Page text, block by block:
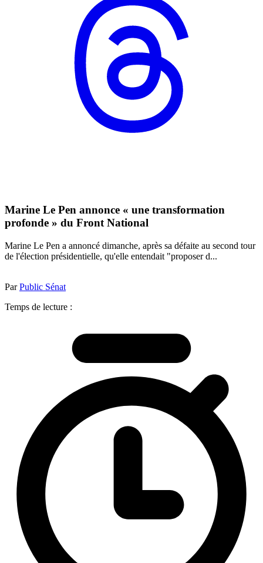
Marine Le Pen annonce « une transformation
profonde » du Front National
Marine Le Pen a annoncé dimanche, après sa défaite au second tour
de l'élection présidentielle, qu'elle entendait "proposer d...
ParPublic Sénat
Temps de lecture :